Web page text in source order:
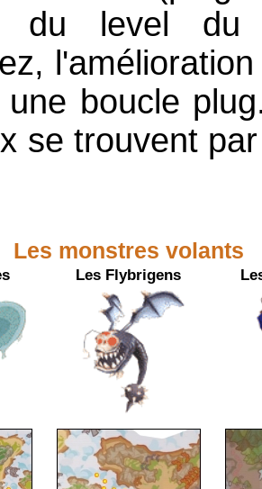
du level du
boucle
se trouvent
Les Flybrigens
Les monstres volants